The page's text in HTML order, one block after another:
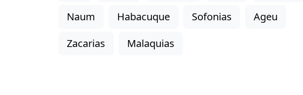
Naum
Habacuque Sofonias
Ageu
Zacarias
Malaquias